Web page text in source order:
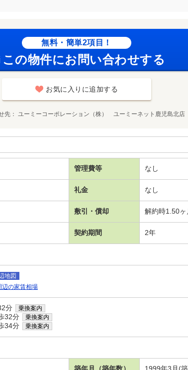
無料・簡単2項目！
この物件にお問い合わせする
お気に入りに追加する
先 ユーミーコーポレーション（株） ユーミーネット鹿児島北店
管理費等 なし
礼金 なし
敷引・償却 解約時1.50ヶ
契約期間 2年
地図
辺の家賃相場
分 乗換案内
32分 乗換案内
34分 乗換案内